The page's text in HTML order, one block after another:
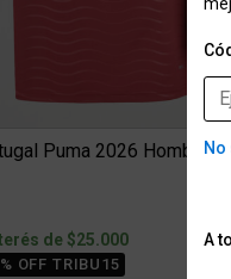
No
A
Puma 2026 Hombre
de $25.000
OFF TRIBU15